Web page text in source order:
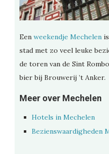
Een weekendje Mechelen
stad met zo veel leuke
de toren van de Sint
bier bij Brouwerij ’t Anker.
Meer over Mechelen
Hotels in Mechelen
Bezienswaardigheden